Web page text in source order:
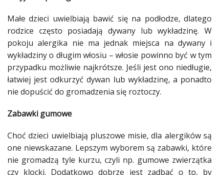
Małe dzieci uwielbiają bawić się na podłodze, dlatego
rodzice często posiadają dywany lub wykładzinę. W
pokojualergika nie ma jednak miejsca na dywanyi
wykładziny o długim włosiu – włosie powinno być w tym
przypadku możliwie najkrótsze. Jeśli jest ono niedługie,
łatwiej jest odkurzyćdywan lub wykładzinę, a ponadto
nie dopuścić do gromadzenia się roztoczy.
Zabawki gumowe
Choć dzieci uwielbiają pluszowe misie, dla alergikówsą
one niewskazane. Lepszym wyborem są zabawki, które
nie gromadzą tyle kurzu, czyli np. gumowe zwierzątka
czy klocki. Dodatkowo dobrze jest zadbać o to, by